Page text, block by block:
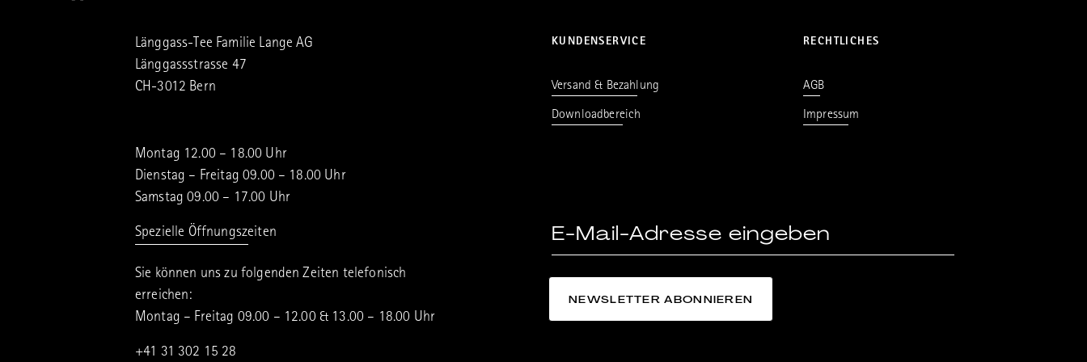
Länggass-Tee Familie Lange AG
Länggassstrasse 47
CH-3012 Bern
Montag 12.00 – 18.00 Uhr
Dienstag – Freitag 09.00 – 18.00 Uhr
Samstag 09.00 – 17.00 Uhr
Spezielle Öffnungszeiten
Sie können uns zu folgenden Zeiten telefonisch
erreichen:
Montag – Freitag 09.00 – 12.00 & 13.00 – 18.00 Uhr
+41 31 302 15 28
KUNDENSERVICE
Versand & Bezahlung
Downloadbereich
RECHTLICHES
AGB
Impressum